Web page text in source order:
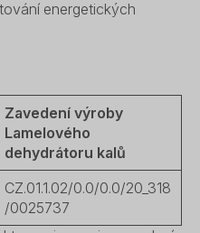
energetických
Zavedení výroby
Lamelového
dehydrátoru kalů
CZ.01.1.02/0.0/0.0/20_318
/0025737